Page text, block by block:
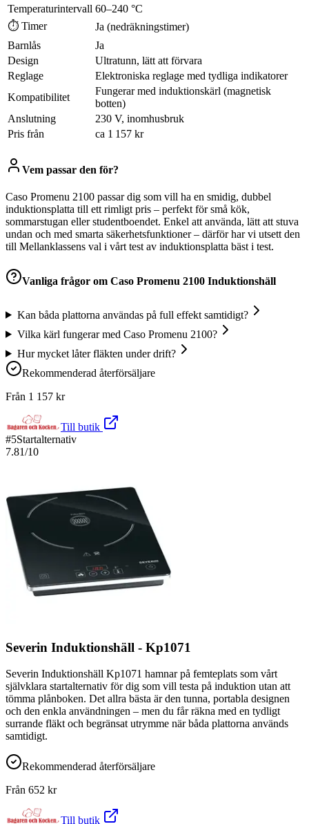
Temperaturintervall 60–240 °C
⏱ Timer
Ja (nedräkningstimer)
Barnlås
Ja
Design
Ultratunn, lätt att förvara
Reglage
Elektroniska reglage med tydliga indikatorer
Kompatibilitet
Fungerar med induktionskärl (magnetisk
botten)
Anslutning
230 V, inomhusbruk
Pris från
ca 1 157 kr
Vem passar den för?
Caso Promenu 2100 passar dig som vill ha en smidig, dubbel
induktionsplatta till ett rimligt pris – perfekt för små kök,
sommarstugan eller studentboendet. Enkel att använda, lätt att stuva
undan och med smarta säkerhetsfunktioner – därför har vi utsett den
till Mellanklassens val i vårt test av induktionsplatta bäst i test.
Vanliga frågor om Caso Promenu 2100 Induktionshäll
Kan båda plattorna användas på full effekt samtidigt?
Vilka kärl fungerar med Caso Promenu 2100?
Hur mycket låter fläkten under drift?
Rekommenderad återförsäljare
Från 1 157 kr
Till butik
#5Startalternativ
7.81/10
Severin Induktionshäll - Kp1071
Severin Induktionshäll Kp1071 hamnar på femteplats som vårt
självklara startalternativ för dig som vill testa på induktion utan att
tömma plånboken. Det allra bästa är den tunna, portabla designen
och den enkla användningen – men du får räkna med en tydligt
surrande fläkt och begränsat utrymme när båda plattorna används
samtidigt.
Rekommenderad återförsäljare
Från 652 kr
Till butik